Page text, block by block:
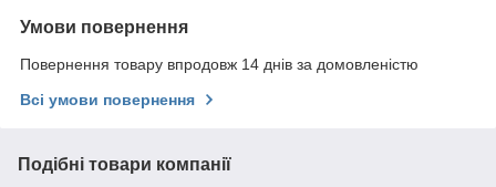
Умови повернення
Повернення товару впродовж 14 днів за домовленістю
Всі умови повернення
Подібні товари компанії